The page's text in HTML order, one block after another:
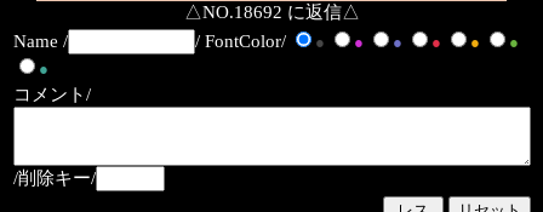
△NO.18692 に返信△
Name /
/ FontColor/ ● ● ● ● ●
●
●
コメント/
/削除キー/